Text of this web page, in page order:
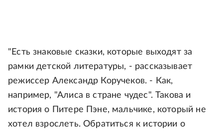
"Есть знаковые сказки, которые выходят за
рамки детской литературы, - рассказывает
режиссер Александр Коручеков. - Как,
например, "Алиса в стране чудес". Такова и
история о Питере Пэне, мальчике, который не
хотел взрослеть. Обратиться к истории о